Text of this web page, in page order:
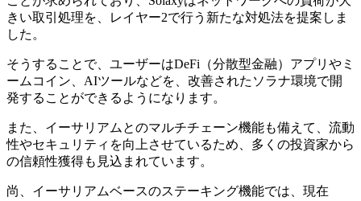
きい取引処理を、レイヤー2で行う新たな対処法を提案しま
した。
そうすることで、ユーザーはDeFi（分散型金融）アプリやミ
ームコイン、AIツールなどを、改善されたソラナ環境で開
発することができるようになります。
また、イーサリアムとのマルチチェーン機能も備えて、流動
性やセキュリティを向上させているため、多くの投資家から
の信頼性獲得も見込まれています。
尚、イーサリアムベースのステーキング機能では、現在